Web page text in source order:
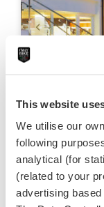
This website
We utilise our
following
analytical (for
(related to your
advertising
Ouvert de
Piscine
Navette de /
* Prix ​​en super